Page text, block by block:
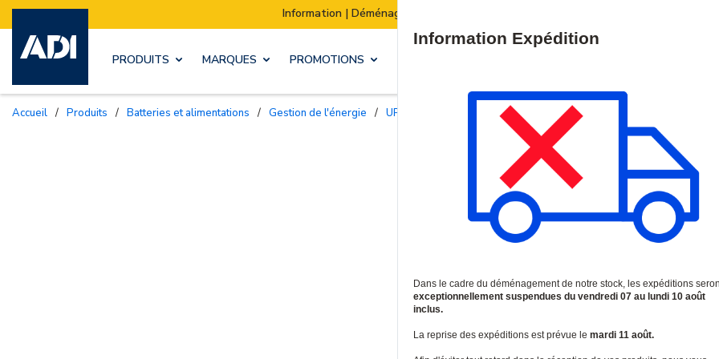
Information | Déménagement de notre stock : Les expéditions seront suspendues du 07 au 10 août
PRODUITS MARQUES PROMOTIONS
Accueil / Produits / Batteries et alimentations / Gestion de l'énergie / UPS